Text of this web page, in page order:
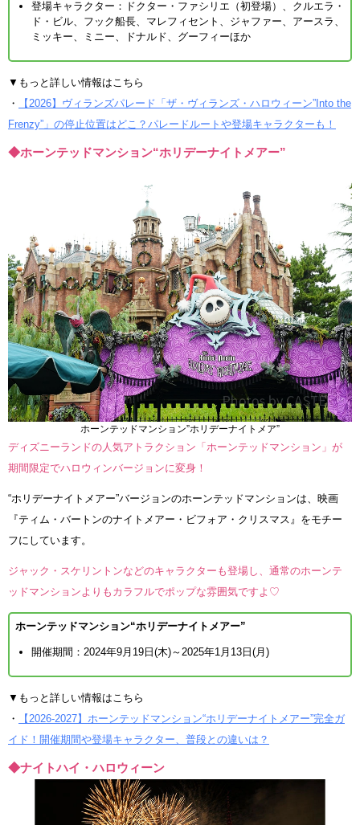
登場キャラクター：ドクター・ファシリエ（初登場）、クルエラ・
ド・ビル、フック船長、マレフィセント、ジャファー、アースラ、
ミッキー、ミニー、ドナルド、グーフィーほか
▼もっと詳しい情報はこちら
・
【2026】ヴィランズパレード「ザ・ヴィランズ・ハロウィーン”Into the
Frenzy”」の停止位置はどこ？パレードルートや登場キャラクターも！
◆ホーンテッドマンション“ホリデーナイトメアー”
ホーンテッドマンション”ホリデーナイトメア”
ディズニーランドの人気アトラクション「ホーンテッドマンション」が
期間限定でハロウィンバージョンに変身！
“ホリデーナイトメアー”バージョンのホーンテッドマンションは、映画
『ティム・バートンのナイトメアー・ビフォア・クリスマス』をモチー
フにしています。
ジャック・スケリントンなどのキャラクターも登場し、通常のホーンテ
ッドマンションよりもカラフルでポップな雰囲気ですよ♡
ホーンテッドマンション“ホリデーナイトメアー”
開催期間：2024年9月19日(木)～2025年1月13日(月)
▼もっと詳しい情報はこちら
・
【2026-2027】ホーンテッドマンション“ホリデーナイトメアー”完全ガ
イド！開催期間や登場キャラクター、普段との違いは？
◆ナイトハイ・ハロウィーン